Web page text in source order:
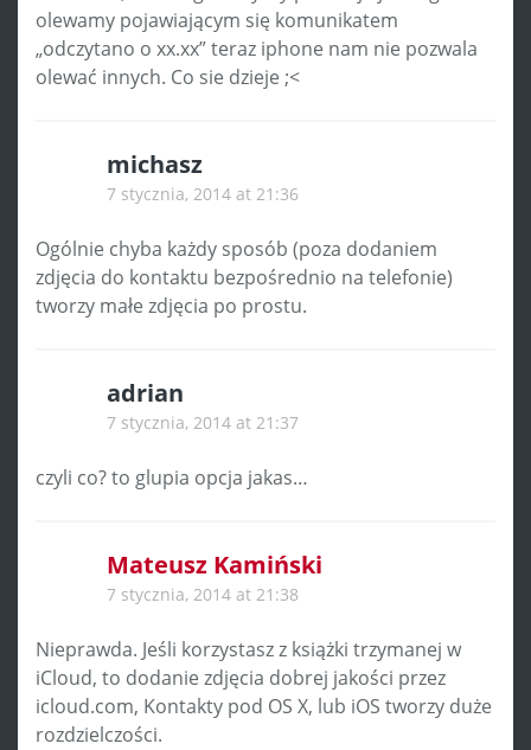
olewamy pojawiającym się komunikatem
„odczytano o xx.xx” teraz iphone nam nie pozwala
olewać innych. Co sie dzieje ;<
michasz
7 stycznia, 2014 at 21:36
Ogólnie chyba każdy sposób (poza dodaniem
zdjęcia do kontaktu bezpośrednio na telefonie)
tworzy małe zdjęcia po prostu.
adrian
7 stycznia, 2014 at 21:37
czyli co? to glupia opcja jakas…
Mateusz Kamiński
7 stycznia, 2014 at 21:38
Nieprawda. Jeśli korzystasz z książki trzymanej w
iCloud, to dodanie zdjęcia dobrej jakości przez
icloud.com, Kontakty pod OS X, lub iOS tworzy duże
rozdzielczości.